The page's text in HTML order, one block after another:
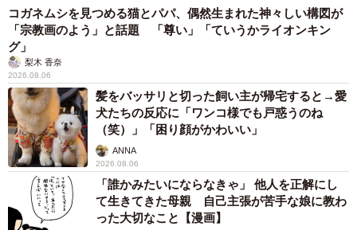
コガネムシを見つめる猫とパパ、偶然生まれた神々しい構図が
「宗教画のよう」と話題 「尊い」「ていうかライオンキン
グ」
梨木 香奈
2026.08.06
髪をバッサリと切った飼い主が帰宅すると→愛
犬たちの反応に「ワンコ様でも戸惑うのね
（笑）」「困り顔がかわいい」
ANNA
2026.08.06
「誰かみたいにならなきゃ」 他人を正解にし
て生きてきた母親 自己主張が苦手な娘に教わ
った大切なこと【漫画】